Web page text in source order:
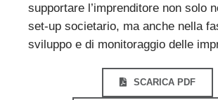
supportare l’imprenditore non solo
set-up societario, ma anche nella
sviluppo e di monitoraggio delle
SCARICA PDF